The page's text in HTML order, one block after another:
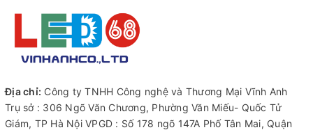
Địa chỉ: Công ty TNHH Công nghệ và Thương Mại Vĩnh Anh
Trụ sở : 306 Ngõ Văn Chương, Phường Văn Miếu- Quốc Tử
Giám, TP Hà Nội VPGD : Số 178 ngõ 147A Phố Tân Mai, Quận